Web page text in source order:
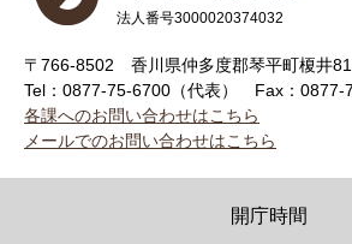
法人番号3000020374032
〒766-8502 香川県仲多度郡琴平町榎井
Tel：0877-75-6700（代表）
Fax：0877-
各課へのお問い合わせはこちら
メールでのお問い合わせはこちら
開庁時間